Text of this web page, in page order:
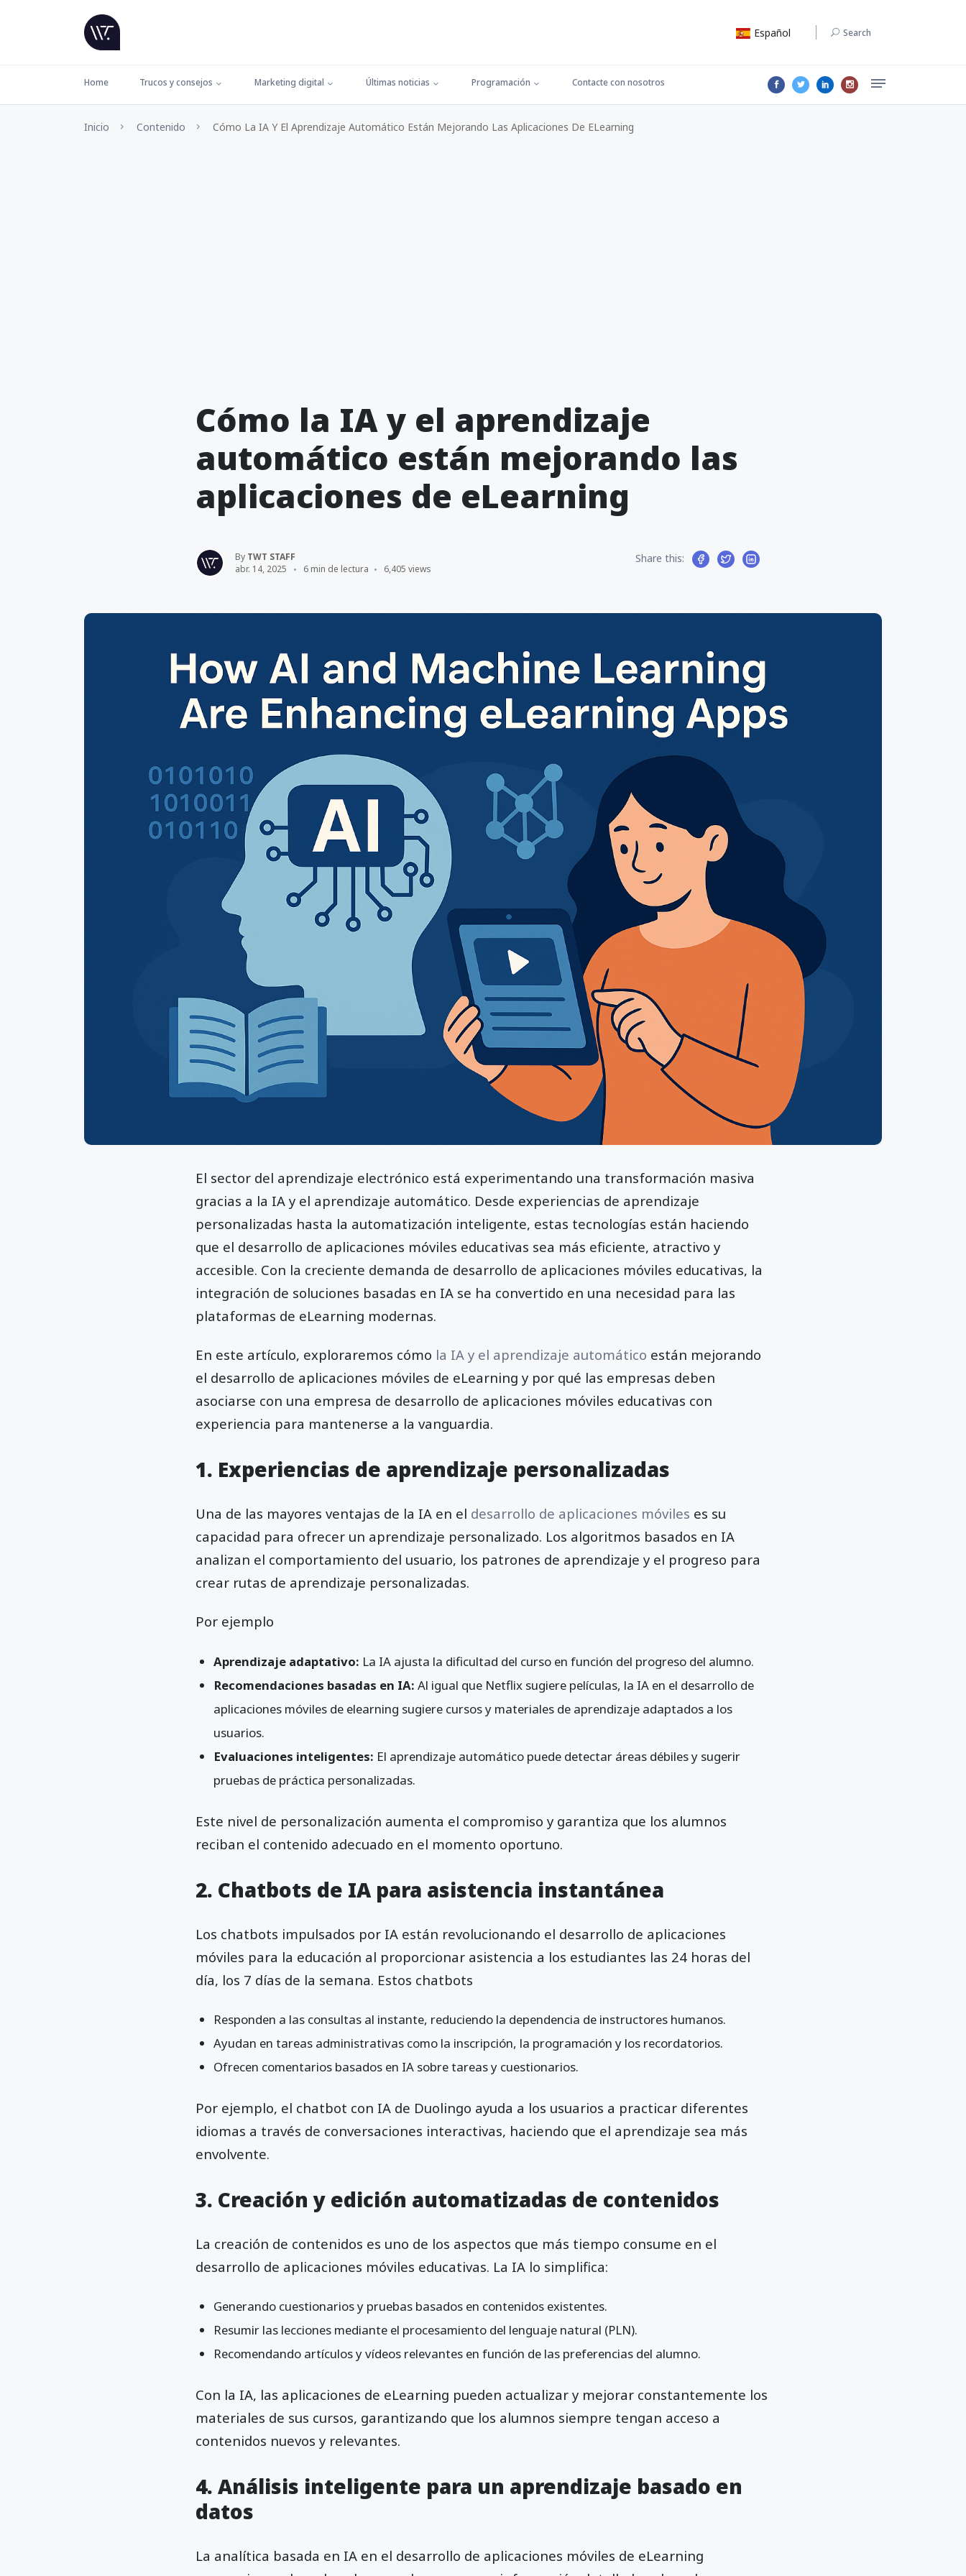
Español Search
Home Trucos y consejos Marketing digital Últimas noticias Programación Contacte con nosotros
Inicio Contenido Cómo La IA Y El Aprendizaje Automático Están Mejorando Las Aplicaciones De ELearning
Cómo la IA y el aprendizaje
automático están mejorando las
aplicaciones de eLearning
By TWT STAFF
abr. 14, 2025
6 min de lectura 6,405 views
Share this:
El sector del aprendizaje electrónico está experimentando una transformación masiva
gracias a la IA y el aprendizaje automático. Desde experiencias de aprendizaje
personalizadas hasta la automatización inteligente, estas tecnologías están haciendo
que el desarrollo de aplicaciones móviles educativas sea más eficiente, atractivo y
accesible. Con la creciente demanda de desarrollo de aplicaciones móviles educativas, la
integración de soluciones basadas en IA se ha convertido en una necesidad para las
plataformas de eLearning modernas.
En este artículo, exploraremos cómo la IA y el aprendizaje automático están mejorando
el desarrollo de aplicaciones móviles de eLearning y por qué las empresas deben
asociarse con una empresa de desarrollo de aplicaciones móviles educativas con
experiencia para mantenerse a la vanguardia.
1. Experiencias de aprendizaje personalizadas
Una de las mayores ventajas de la IA en el desarrollo de aplicaciones móviles es su
capacidad para ofrecer un aprendizaje personalizado. Los algoritmos basados en IA
analizan el comportamiento del usuario, los patrones de aprendizaje y el progreso para
crear rutas de aprendizaje personalizadas.
Por ejemplo
Aprendizaje adaptativo: La IA ajusta la dificultad del curso en función del progreso del alumno.
Recomendaciones basadas en IA: Al igual que Netflix sugiere películas, la IA en el desarrollo de
aplicaciones móviles de elearning sugiere cursos y materiales de aprendizaje adaptados a los
usuarios.
Evaluaciones inteligentes: El aprendizaje automático puede detectar áreas débiles y sugerir
pruebas de práctica personalizadas.
Este nivel de personalización aumenta el compromiso y garantiza que los alumnos
reciban el contenido adecuado en el momento oportuno.
2. Chatbots de IA para asistencia instantánea
Los chatbots impulsados por IA están revolucionando el desarrollo de aplicaciones
móviles para la educación al proporcionar asistencia a los estudiantes las 24 horas del
día, los 7 días de la semana. Estos chatbots
Responden a las consultas al instante, reduciendo la dependencia de instructores humanos.
Ayudan en tareas administrativas como la inscripción, la programación y los recordatorios.
Ofrecen comentarios basados en IA sobre tareas y cuestionarios.
Por ejemplo, el chatbot con IA de Duolingo ayuda a los usuarios a practicar diferentes
idiomas a través de conversaciones interactivas, haciendo que el aprendizaje sea más
envolvente.
3. Creación y edición automatizadas de contenidos
La creación de contenidos es uno de los aspectos que más tiempo consume en el
desarrollo de aplicaciones móviles educativas. La IA lo simplifica:
Generando cuestionarios y pruebas basados en contenidos existentes.
Resumir las lecciones mediante el procesamiento del lenguaje natural (PLN).
Recomendando artículos y vídeos relevantes en función de las preferencias del alumno.
Con la IA, las aplicaciones de eLearning pueden actualizar y mejorar constantemente los
materiales de sus cursos, garantizando que los alumnos siempre tengan acceso a
contenidos nuevos y relevantes.
4. Análisis inteligente para un aprendizaje basado en
datos
La analítica basada en IA en el desarrollo de aplicaciones móviles de eLearning